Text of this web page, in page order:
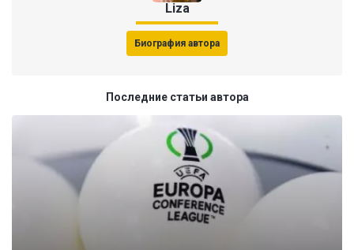
Liza
Биография автора
Последние статьи автора